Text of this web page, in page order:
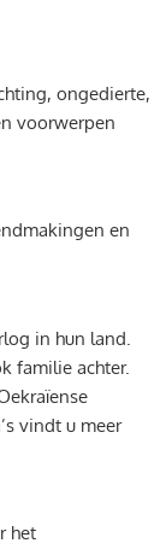
ongedierte,
voorwerpen
en
in hun land.
familie achter.
vindt u meer
het